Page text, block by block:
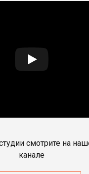
смотрите на
канале